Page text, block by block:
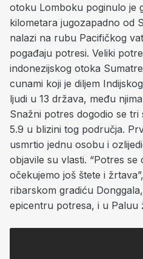
otoku Lomboku poginulo je
kilometara jugozapadno od
nalazi na rubu Pacifičkog
pogađaju potresi. Veliki
indonezijskog otoka
cunami koji je diljem
ljudi u 13 država, među
Snažni potres dogodio se tri
5.9 u blizini tog područja.
usmrtio jednu osobu i
objavile su vlasti. “Potres se
očekujemo još štete i
ribarskom gradiću
epicentru potresa, i u Paluu